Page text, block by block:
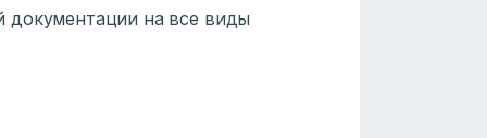
документации на все виды